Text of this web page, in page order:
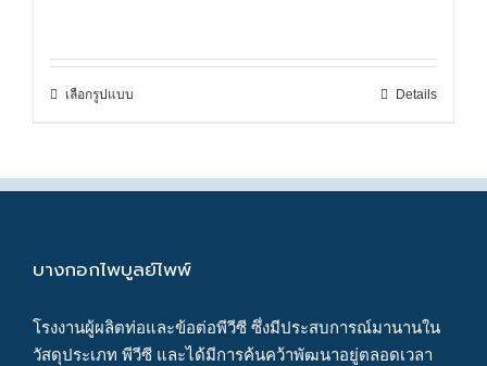
เลือกรูปแบบ Details
บางกอกไพบูลย์ไพพ์
โรงงานผู้ผลิตท่อและข้อต่อพีวีซี ซึ่งมีประสบการณ์มานานใน
วัสดุประเภท พีวีซี และได้มีการค้นคว้าพัฒนาอยู่ตลอดเวลา